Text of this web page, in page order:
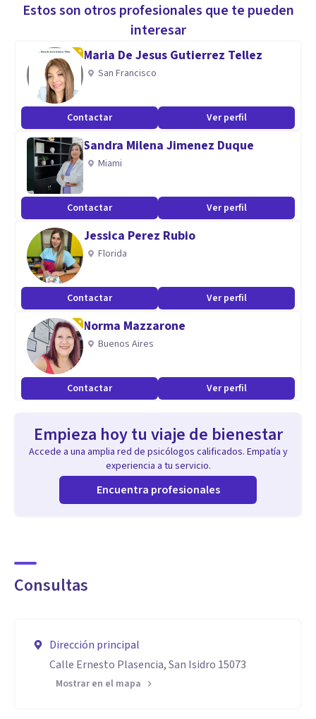
Soy psicoterapeuta familiar sistémico intergeneracional.
Estos son otros profesionales que te pueden
interesar
Maria De Jesus Gutierrez Tellez
San Francisco
Contactar Ver perfil
Sandra Milena Jimenez Duque
Miami
Contactar Ver perfil
Jessica Perez Rubio
Florida
Contactar Ver perfil
Norma Mazzarone
Buenos Aires
Contactar Ver perfil
Empieza hoy tu viaje de bienestar
Accede a una amplia red de psicólogos calificados. Empatía y
experiencia a tu servicio.
Encuentra profesionales
Consultas
Dirección principal
Calle Ernesto Plasencia, San Isidro 15073
Mostrar en el mapa